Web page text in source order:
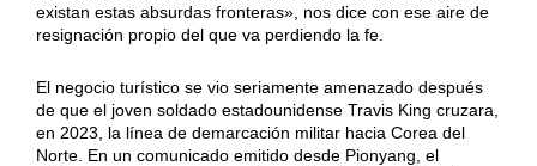
existan estas absurdas fronteras», nos dice con ese aire de
resignación propio del que va perdiendo la fe.
El negocio turístico se vio seriamente amenazado después
de que el joven soldado estadounidense Travis King cruzara,
en 2023, la línea de demarcación militar hacia Corea del
Norte. En un comunicado emitido desde Pionyang, el